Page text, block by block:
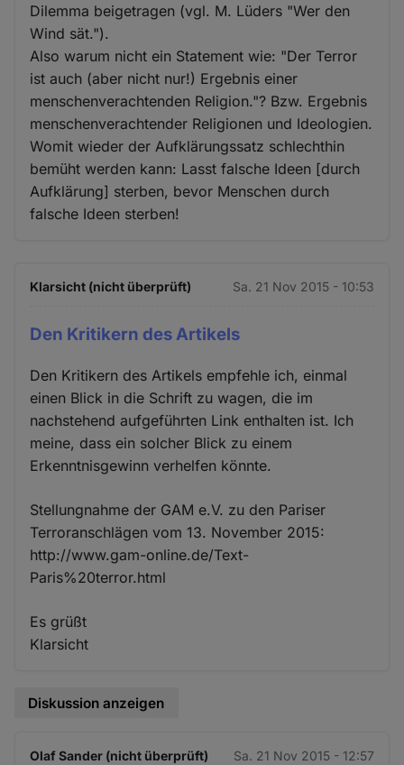
Dilemma beigetragen (vgl. M. Lüders "Wer den
Wind sät.").
Also warum nicht ein Statement wie: "Der Terror
ist auch (aber nicht nur!) Ergebnis einer
menschenverachtenden Religion."? Bzw. Ergebnis
menschenverachtender Religionen und Ideologien.
Womit wieder der Aufklärungssatz schlechthin
bemüht werden kann: Lasst falsche Ideen [durch
Aufklärung] sterben, bevor Menschen durch
falsche Ideen sterben!
Klarsicht (nicht überprüft) Sa. 21 Nov 2015 - 10:53
Den Kritikern des Artikels
Den Kritikern des Artikels empfehle ich, einmal
einen Blick in die Schrift zu wagen, die im
nachstehend aufgeführten Link enthalten ist. Ich
meine, dass ein solcher Blick zu einem
Erkenntnisgewinn verhelfen könnte.
Stellungnahme der GAM e.V. zu den Pariser
Terroranschlägen vom 13. November 2015:
http://www.gam-online.de/Text-
Paris%20terror.html
Es grüßt
Klarsicht
Diskussion anzeigen
Olaf Sander (nicht überprüft) Sa. 21 Nov 2015 - 12:57